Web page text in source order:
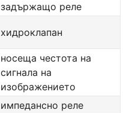
задържащо реле
хидроклапан
носеща честота на
сигнала на
изображението
импедансно реле